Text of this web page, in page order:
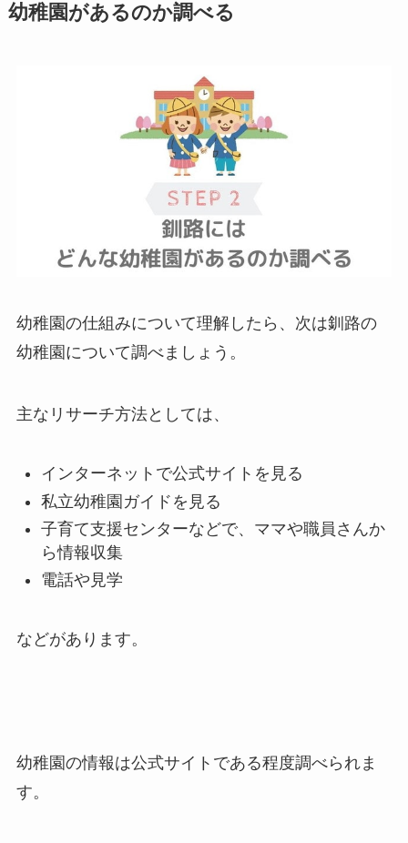
幼稚園があるのか調べる
幼稚園の仕組みについて理解したら、次は釧路の
幼稚園について調べましょう。
主なリサーチ方法としては、
インターネットで公式サイトを見る
私立幼稚園ガイドを見る
子育て支援センターなどで、ママや職員さんか
ら情報収集
電話や見学
などがあります。
幼稚園の情報は公式サイトである程度調べられま
す。